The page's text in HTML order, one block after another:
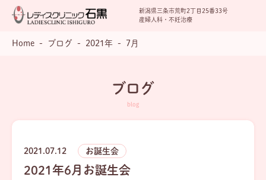
新潟県三条市荒町2丁目25番33号
産婦人科・不妊治療
Home ブログ 2021年 7月
ブログ
2021.07.12 お誕生会
2021年6月お誕生会